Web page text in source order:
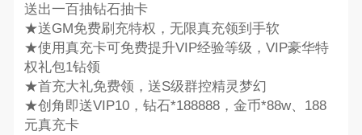
送出一百抽钻石抽卡
★送GM免费刷充特权，无限真充领到手软
★使用真充卡可免费提升VIP经验等级，VIP豪华特
权礼包1钻领
★首充大礼免费领，送S级群控精灵梦幻
★创角即送VIP10，钻石*188888，金币*88w、188
元真充卡